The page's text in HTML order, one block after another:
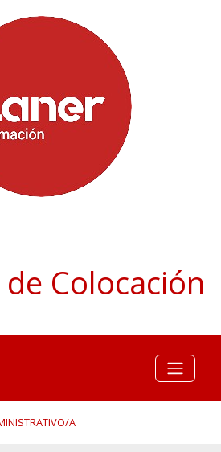
Colocación
A